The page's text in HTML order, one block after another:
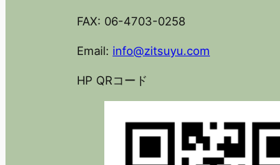
FAX: 06-4703-0258
Email: info@zitsuyu.com
HP QRコード